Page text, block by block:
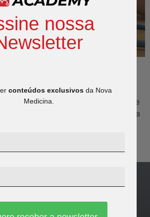
artigo científico pago? Como
científico pago? O conhecimento
um bem universal e, por isso,
por todos — independentemente
ou localização geográfica. Uma
que permite esse acesso é o
por disponibilizar gratuitamente
nossa
conteúdos exclusivos da Nova
Medicina.